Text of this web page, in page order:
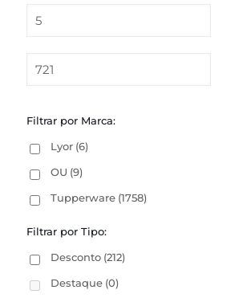
Filtrar por Marca:
Lyor (6)
OU (9)
Tupperware (1758)
Filtrar por Tipo:
Desconto (212)
Destaque (0)